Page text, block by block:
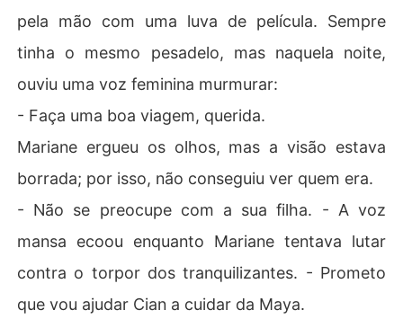
pela mão com uma luva de película. Sempre
tinha o mesmo pesadelo, mas naquela noite,
ouviu uma voz feminina murmurar:
- Faça uma boa viagem, querida.
Mariane ergueu os olhos, mas a visão estava
borrada; por isso, não conseguiu ver quem era.
- Não se preocupe com a sua filha. - A voz
mansa ecoou enquanto Mariane tentava lutar
contra o torpor dos tranquilizantes. - Prometo
que vou ajudar Cian a cuidar da Maya.